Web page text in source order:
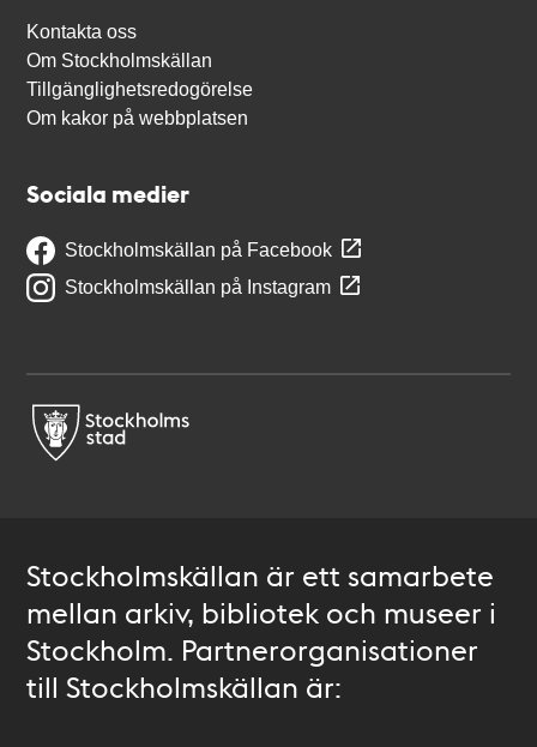
Kontakta oss
Om Stockholmskällan
Tillgänglighetsredogörelse
Om kakor på webbplatsen
Sociala medier
Stockholmskällan på Facebook
Stockholmskällan på Instagram
Stockholmskällan är ett samarbete
mellan arkiv, bibliotek och museer i
Stockholm. Partnerorganisationer
till Stockholmskällan är: